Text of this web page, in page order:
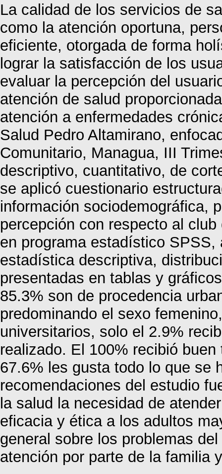
La calidad de los servicios de
como la atención oportuna,
eficiente, otorgada de forma
lograr la satisfacción de los
evaluar la percepción del
atención de salud
atención a enfermedades
Salud Pedro Altamirano,
Comunitario, Managua, III
descriptivo, cuantitativo, de
se aplicó cuestionario
información sociodemográfica,
percepción con respecto al
en programa estadístico
estadística descriptiva,
presentadas en tablas y
85.3% son de procedencia
predominando el sexo
universitarios, solo el 2.9%
realizado. El 100% recibió
67.6% les gusta todo lo que se
recomendaciones del estudio
la salud la necesidad de
eficacia y ética a los adultos
general sobre los problemas
atención por parte de la familia